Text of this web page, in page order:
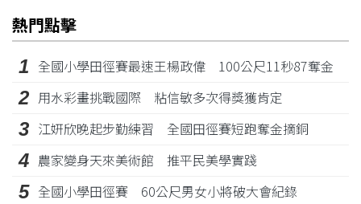
熱門點擊
1 全國小學田徑賽最速王楊政偉 100公尺11秒87奪金
2 用水彩畫挑戰國際 粘信敏多次得獎獲肯定
3 江姸欣晚起步勤練習 全國田徑賽短跑奪金摘銅
4 農家變身天來美術館 推平民美學實踐
5 全國小學田徑賽 60公尺男女小將破大會紀錄